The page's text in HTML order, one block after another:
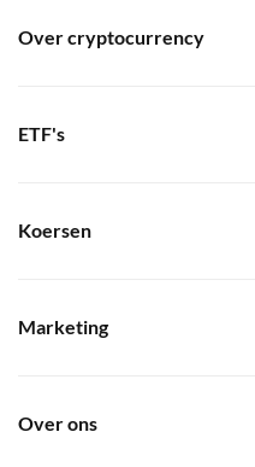
Over cryptocurrency
ETF's
Koersen
Marketing
Over ons